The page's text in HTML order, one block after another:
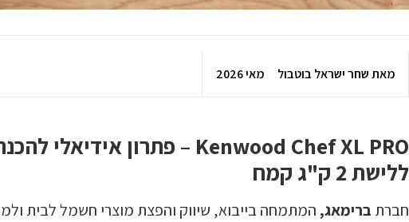
מאתשחר ישראל בוטבול מאי 2026
Kenwood Chef XL PRO – פתרון אידיאלי
ללישת 2 ק"ג קמח
חברת ברימאג, המתמחה בייבוא, שיווק והפצת מוצרי חשמל לבית